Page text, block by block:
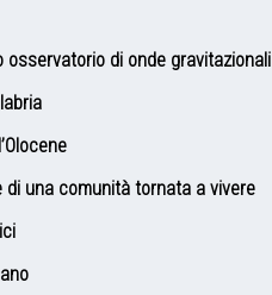
osservatorio di onde gravitazionali
di una comunità tornata a vivere